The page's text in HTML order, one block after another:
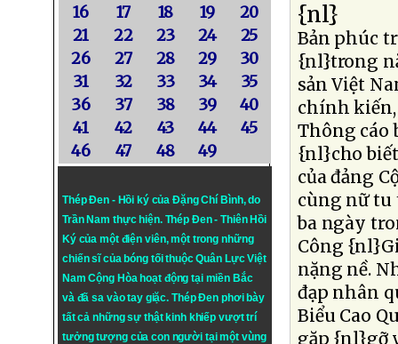
16
17 18 19
20
21
22 23 24
25
26
27 28 29
30
31
32 33 34
35
36
37 38 39
40
41
42 43 44
45
46
47 48 49
Thép Đen - Hồi ký của Đặng Chí Bình, do
Trần Nam thực hiện. Thép Đen- Thiên Hồi
Ký của một điện viên, một trong những
chiến sĩ của bóng tối thuộc Quân Lực Việt
Nam Cộng Hòa hoạt động tại miền Bắc
và đã sa vào tay giặc. Thép Đen phơi bày
tất cả những sự thật kinh khiếp vượt trí
tưởng tượng của con người tại một vùng
{nl}
Bản phúc
{nl}trong
sản Việt
chính
Thông cáo
{nl}cho
của đảng
cùng nữ tu
ba ngày
Công
nặng nề.
đạp nhân
Biểu Cao
gặp {nl}gỡ